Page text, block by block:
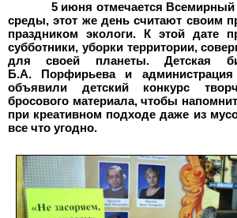
5 июня отмечается
среды, этот же день считают своим
праздником экологи. К этой дате
субботники, уборки территории,
для своей планеты. Детская
Б.А. Порфирьева и администрация
объявили детский конкурс
бросового материала, чтобы
при креативном подходе даже из
все что угодно.